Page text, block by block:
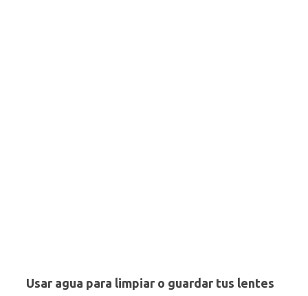
Usar agua para limpiar o guardar tus lentes